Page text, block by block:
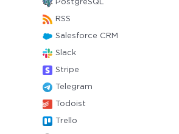
PostgreSQL
RSS
Salesforce CRM
Slack
Stripe
Telegram
Todoist
Trello